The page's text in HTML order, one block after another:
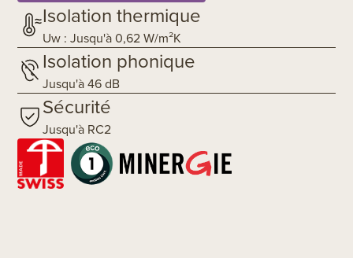
Isolation thermique
Uw : Jusqu'à 0,62 W/m²K
Isolation phonique
Jusqu'à 46 dB
Sécurité
Jusqu'à RC2